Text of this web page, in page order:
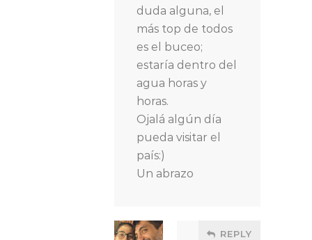
duda alguna, el
más top de todos
es el buceo;
estaría dentro del
agua horas y
horas.
Ojalá algún día
pueda visitar el
país:)
Un abrazo
REPLY